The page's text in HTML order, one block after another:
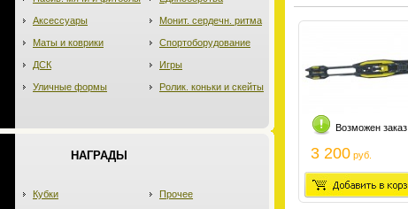
Аксессуары
Маты и коврики
ДСК
Уличные формы
Монит. сердечн. ритма
Спортоборудование
Игры
Ролик. коньки и скейты
НАГРАДЫ
Кубки Прочее
Возможен заказ
3 200 руб.